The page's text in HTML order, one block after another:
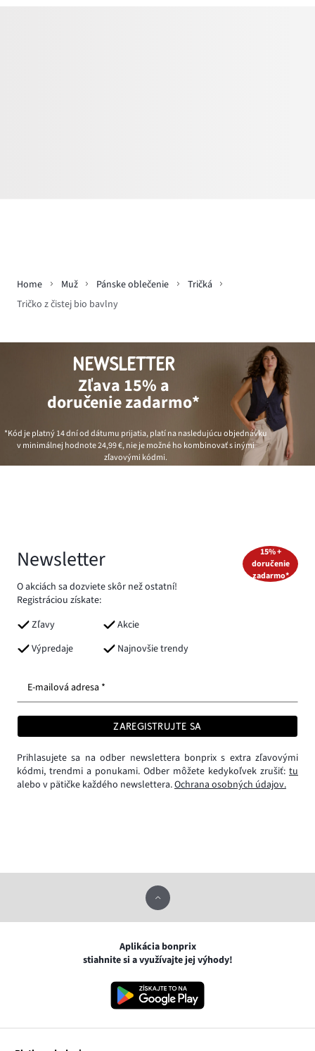
Home Muž Pánske oblečenie
Tričká
Tričko z čistej bio bavlny
NEWSLETTER
Zľava 15% a
doručenie zadarmo*
*Kód je platný 14 dní od dátumu prijatia, platí na nasledujúcu objednávku
v minimálnej hodnote24,99 €, nie je možné ho kombinovať s inými
zľavovými kódmi.
Newsletter
O akciách sa dozviete skôr než ostatní!
Registráciou získate:
Zľavy
Akcie
Výpredaje
Najnovšie trendy
15% +
doručenie
zadarmo*
E-mailová adresa *
ZAREGISTRUJTE SA
Prihlasujete sa na odber newslettera bonprix s extra zľavovými
kódmi, trendmi a ponukami. Odber môžete kedykoľvek zrušiť: tu
alebo v pätičke každého newslettera.Ochrana osobných údajov.
Aplikácia bonprix
stiahnite si a využívajte jej výhody!